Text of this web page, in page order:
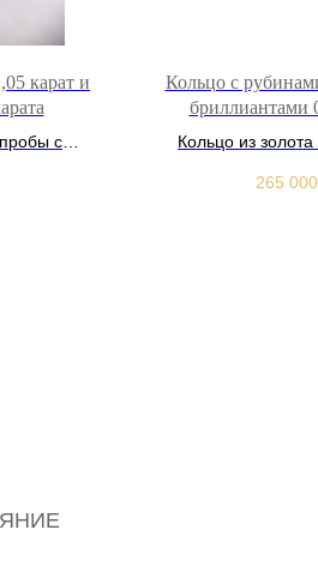
карат и
с
Кольцо с
бриллиантами
Кольцо из
0,74
265 000